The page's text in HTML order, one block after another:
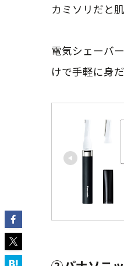
カミソリだと
電気シェーバ
けで手軽に身